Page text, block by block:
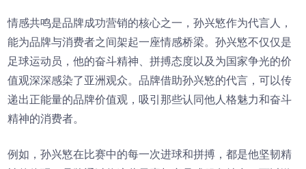
情感共鸣是品牌成功营销的核心之一，孙兴慜作为代言人，
能为品牌与消费者之间架起一座情感桥梁。孙兴慜不仅仅是
足球运动员，他的奋斗精神、拼搏态度以及为国家争光的价
值观深深感染了亚洲观众。品牌借助孙兴慜的代言，可以传
递出正能量的品牌价值观，吸引那些认同他人格魅力和奋斗
精神的消费者。
例如，孙兴慜在比赛中的每一次进球和拼搏，都是他坚韧精